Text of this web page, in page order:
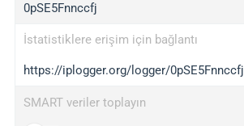
ed.tc
bc.ax
iplogger.com
maper.info
0pSE5Fnnccfj
İstatistiklere erişim için bağlantı
https://iplogger.org/logger/0pSE5Fnnccfj
SMART veriler toplayın